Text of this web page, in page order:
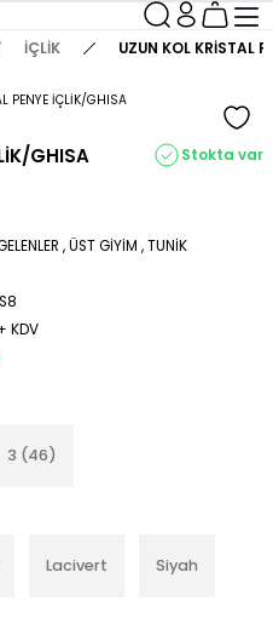
İÇLİK UZUN KOL KRİSTAL
GHISA Stokta var
,ÜST GİYİM ,TUNİK
KDV
3 (46)
Lacivert Siyah